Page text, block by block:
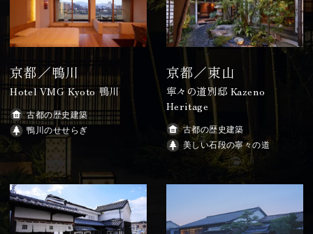
京都／鴨川
Hotel VMG Kyoto 鴨川
古都の歴史建築
鴨川のせせらぎ
京都／東山
寧々の道別邸 Kazeno
Heritage
古都の歴史建築
美しい石段の寧々の道